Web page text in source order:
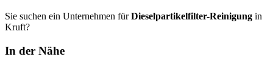
Sie suchen ein Unternehmen fürDieselpartikelfilter-Reinigung in
Kruft?
In der Nähe